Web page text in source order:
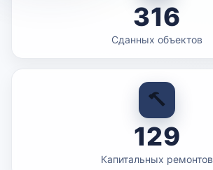
316
Сданных объектов
129
Капитальных ремонтов